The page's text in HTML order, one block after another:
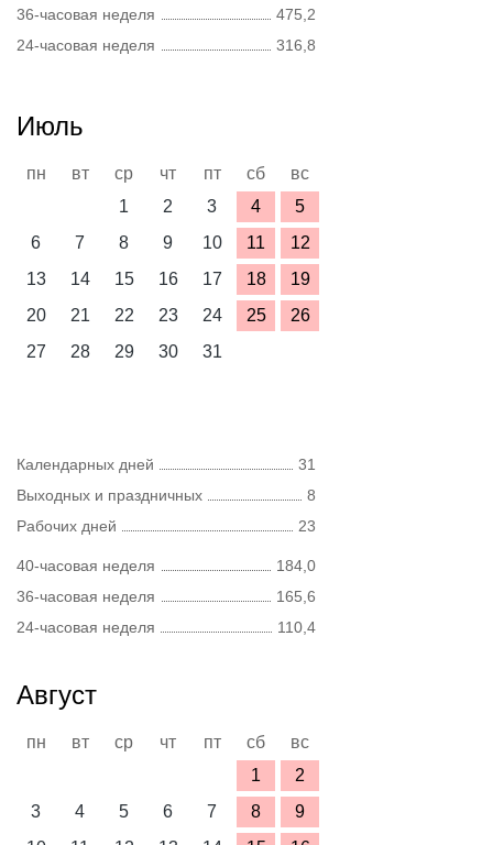
36-часовая неделя
475,2
24-часовая неделя
316,8
Июль
пн вт ср чт пт сб
вс
1
2 3 4
5
6
7 8 9 10 11
12
13
14 15 16 17 18
19
20
21 22 23 24 25
26
27
28 29 30 31
Календарных дней
31
Выходных и праздничных
8
Рабочих дней
23
40-часовая неделя
184,0
36-часовая неделя
165,6
24-часовая неделя
110,4
Август
пн вт ср чт пт сб
вс
1
2
3
4 5 6 7 8
9